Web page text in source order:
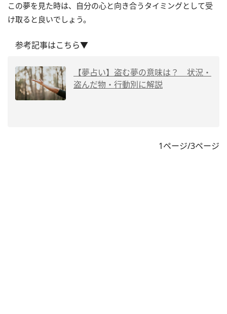
この夢を見た時は、自分の心と向き合うタイミングとして受
け取ると良いでしょう。
参考記事はこちら▼
【夢占い】盗む夢の意味は？ 状況・
盗んだ物・行動別に解説
1ページ/3ページ